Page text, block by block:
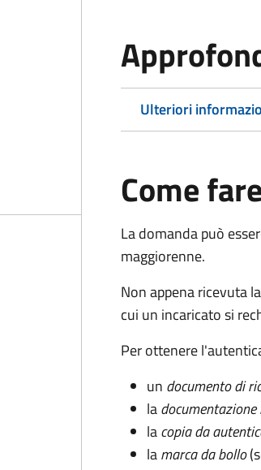
Ulteriori
Come fare
La domanda può
maggiorenne.
Non appena ricevuta
cui un incaricato si
Per ottenere
un documento di
la
lacopia da
lamarca da bollo